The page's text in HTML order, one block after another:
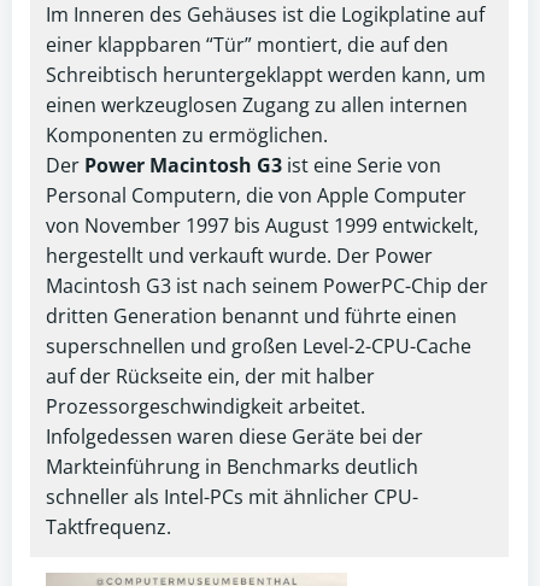
Im Inneren des Gehäuses ist die Logikplatine auf
einer klappbaren “Tür” montiert, die auf den
Schreibtisch heruntergeklappt werden kann, um
einen werkzeuglosen Zugang zu allen internen
Komponenten zu ermöglichen.
Der Power Macintosh G3 ist eine Serie von
Personal Computern, die von Apple Computer
von November 1997 bis August 1999 entwickelt,
hergestellt und verkauft wurde. Der Power
Macintosh G3 ist nach seinem PowerPC-Chip der
dritten Generation benannt und führte einen
superschnellen und großen Level-2-CPU-Cache
auf der Rückseite ein, der mit halber
Prozessorgeschwindigkeit arbeitet.
Infolgedessen waren diese Geräte bei der
Markteinführung in Benchmarks deutlich
schneller als Intel-PCs mit ähnlicher CPU-
Taktfrequenz.